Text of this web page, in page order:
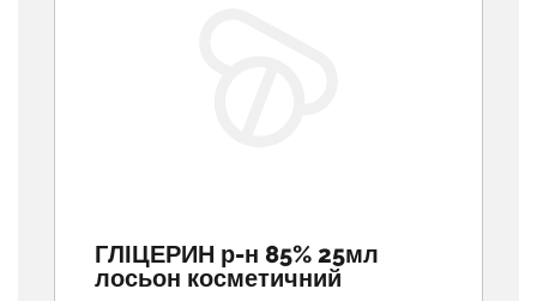
ГЛІЦЕРИН р-н 85% 25мл
лосьон косметичний